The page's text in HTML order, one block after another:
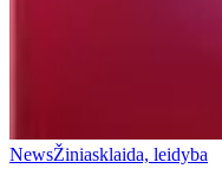
NewsŽiniasklaida, leidyba